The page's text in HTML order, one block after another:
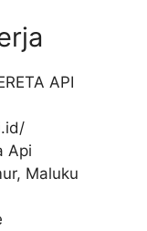
API
Api
Maluku